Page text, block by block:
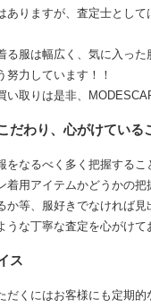
ありますが、査定士とし
る服は幅広く、気に入っ
努力しています！！
い取りは是非、
だわり、心がけている
をなるべく多く把握するこ
着用アイテムかどうかの
か等、服好きでなければ
うな丁寧な査定を心がけて
ス
だくにはお客様にも定期的